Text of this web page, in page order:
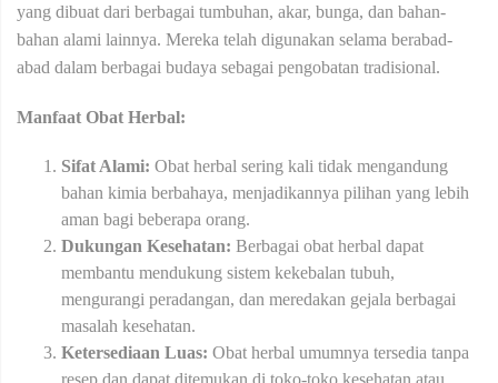
yang dibuat dari berbagai tumbuhan, akar, bunga, dan bahan-
bahan alami lainnya. Mereka telah digunakan selama berabad-
abad dalam berbagai budaya sebagai pengobatan tradisional.
Manfaat Obat Herbal:
Sifat Alami: Obat herbal sering kali tidak mengandung
bahan kimia berbahaya, menjadikannya pilihan yang lebih
aman bagi beberapa orang.
Dukungan Kesehatan: Berbagai obat herbal dapat
membantu mendukung sistem kekebalan tubuh,
mengurangi peradangan, dan meredakan gejala berbagai
masalah kesehatan.
Ketersediaan Luas: Obat herbal umumnya tersedia tanpa
resep dan dapat ditemukan di toko-toko kesehatan atau